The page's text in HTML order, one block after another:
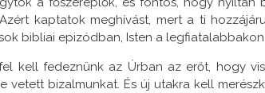
kaptatok meghívást, mert a ti
bibliai epizódban, Isten a
kell fedeznünk az Úrban az erőt, hogy
vetett bizalmunkat. És új utakra kell